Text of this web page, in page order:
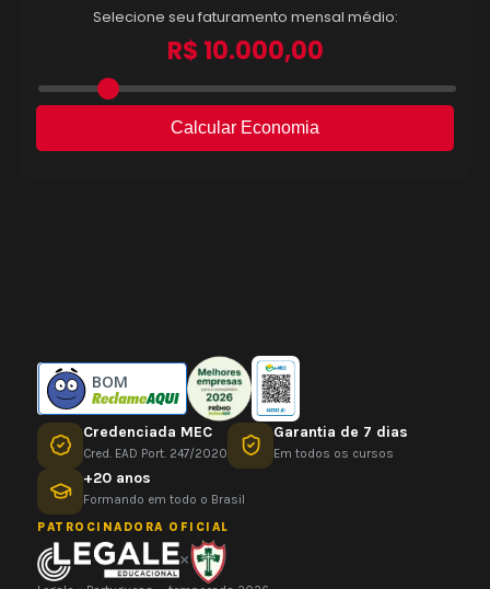
BOM
Credenciada MEC
Cred. EAD Port. 247/2020
Garantia de 7 dias
Em todos os cursos
+20 anos
Formando em todo o Brasil
PATROCINADORA OFICIAL
×